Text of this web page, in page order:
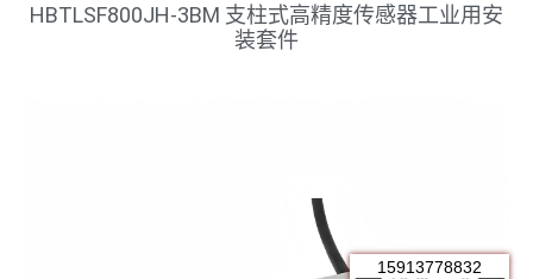
HBTLSF800JH-3BM 支柱式高精度传感器工业用安
装套件
15913778832